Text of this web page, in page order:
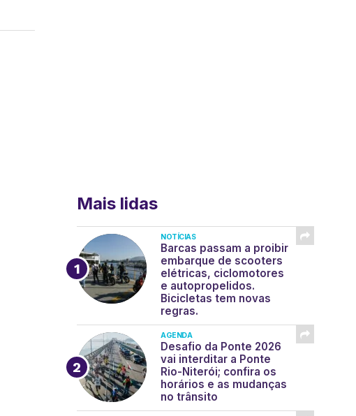
Mais lidas
NOTÍCIAS
Barcas passam a proibir
embarque de scooters
elétricas, ciclomotores
e autopropelidos.
Bicicletas tem novas
regras.
AGENDA
Desafio da Ponte 2026
vai interditar a Ponte
Rio-Niterói; confira os
horários e as mudanças
no trânsito